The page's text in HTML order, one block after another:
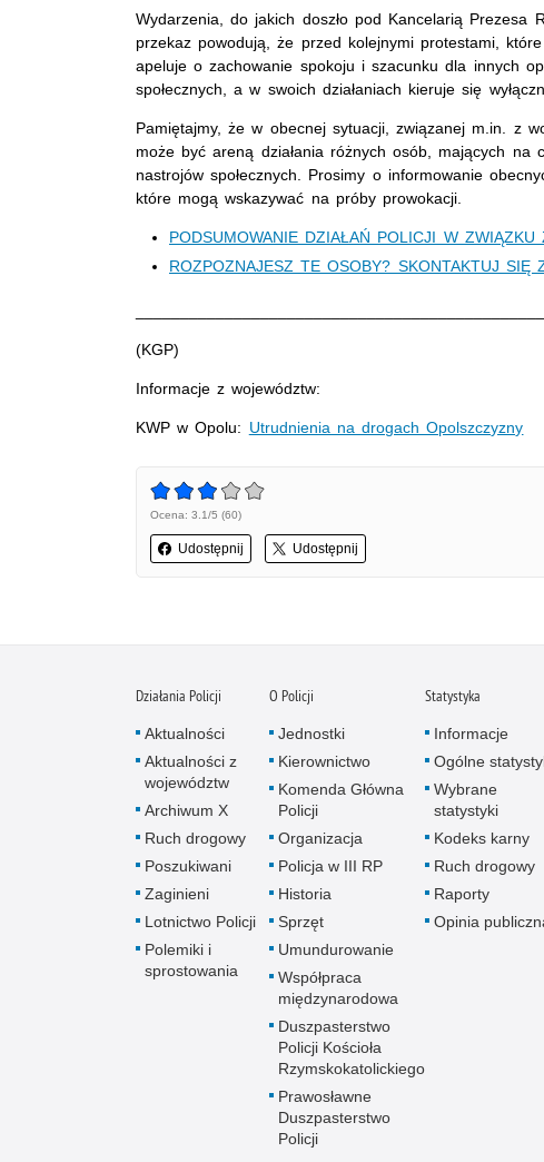
Wydarzenia, do jakich doszło pod Kancelarią
przekaz powodują, że przed kolejnymi protestami,
apeluje o zachowanie spokoju i szacunku dla innych
społecznych, a w swoich działaniach kieruje się
Pamiętajmy, że w obecnej sytuacji, związanej m.in. z
może być areną działania różnych osób, mających na
nastrojów społecznych. Prosimy o informowanie
które mogą wskazywać na próby prowokacji.
PODSUMOWANIE DZIAŁAŃ POLICJI W
ROZPOZNAJESZ TE OSOBY? SKONTAKTUJ SIĘ
(KGP)
Informacje z województw:
KWP w Opolu: Utrudnienia na drogach Opolszczyzny
Ocena: 3.1/5 (60)
Udostępnij Udostępnij
Działania Policji
Aktualności
Aktualności z
województw
Archiwum X
Ruch drogowy
Poszukiwani
Zaginieni
Lotnictwo Policji
Polemiki i
sprostowania
O Policji
Jednostki
Kierownictwo
Komenda Główna
Policji
Organizacja
Policja w III RP
Historia
Sprzęt
Umundurowanie
Współpraca
międzynarodowa
Duszpasterstwo
Policji Kościoła
Rzymskokatolickiego
Prawosławne
Duszpasterstwo
Policji
Statystyka
Informacje
Ogólne
Wybrane
statystyki
Kodeks karny
Ruch drogowy
Raporty
Opinia